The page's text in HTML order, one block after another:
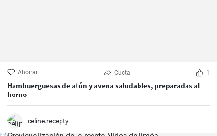
Ahorrar Cuota 1
Hambuerguesas de atún y avena saludables, preparadas al
horno
celine.recepty